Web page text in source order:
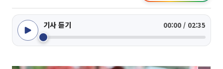
기사 듣기 00:00 / 02:35